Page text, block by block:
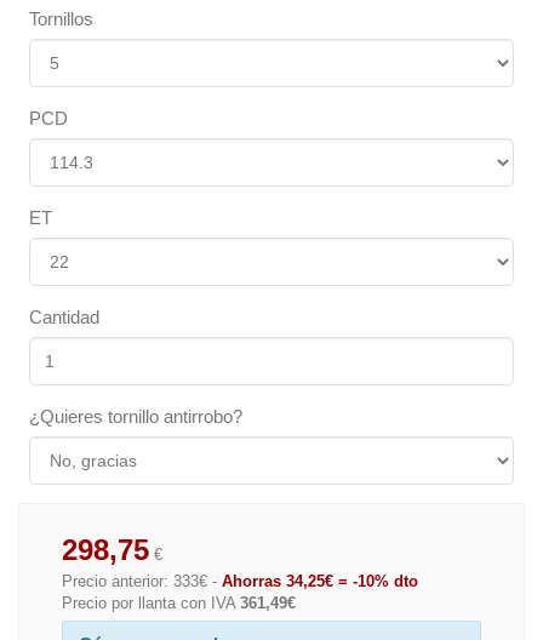
Tornillos
PCD
ET
Cantidad
¿Quieres tornillo antirrobo?
298,75 €
Precio anterior: 333€ - Ahorras 34,25€ = -10% dto
Precio por llanta con IVA 361,49€